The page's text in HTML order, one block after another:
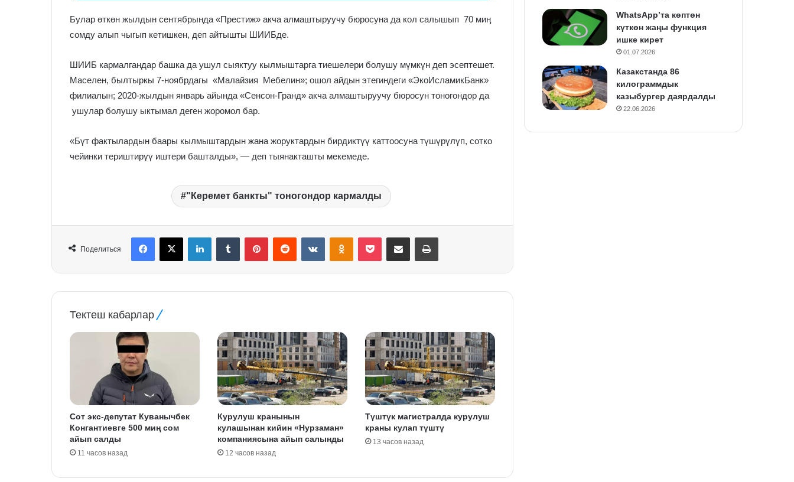
Булар өткөн жылдын сентябрында «Престиж» акча алмаштыруучу бюросуна да кол салышып 70 миң
сомду алып чыгып кетишкен, деп айтышты ШИИБде.
ШИИБ кармалгандар башка да ушул сыяктуу кылмыштарга тиешелери болушу мүмкүн деп эсептешет.
Маселен, былтыркы 7-ноябрдагы «Малайзия Мебелин»; ошол айдын этегиндеги «ЭкоИсламикБанк»
филиалын; 2020-жылдын январь айында «Сенсон-Гранд» акча алмаштыруучу бюросун тоногондор да
ушулар болушу ыктымал деген жоромол бар.
«Бүт фактылардын баары кылмыштардын жана жоруктардын бирдиктүү каттоосуна түшүрүлүп, сотко
чейинки териштирүү иштери башталды», — деп тыянакташты мекемеде.
"Керемет банкты" тоногондор кармалды
Поделиться
FacebookX LinkedInTumblr PinterestReddit VKontakteOdnoklassniki
Pocket Share via Email Print
Тектеш кабарлар
Сот экс-депутат Куванычбек
Конгантиевге 500 миң сом
айып салды
11 часов назад
Курулуш кранынын
кулашынан кийин «Нурзаман»
компаниясына айып салынды
12 часов назад
Түштүк магистралда курулуш
краны кулап түштү
13 часов назад
WhatsApp’та көптөн
күткөн жаңы функция
ишке кирет
01.07.2026
Казакстанда 86
килограммдык
казыбургер даярдалды
22.06.2026